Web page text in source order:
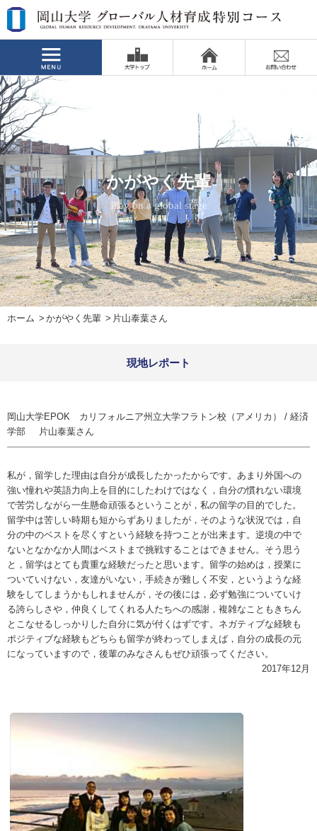
かがやく先輩
Play on a global stage
かがやく先輩
Play on a global stage
かがやく先輩
Play on a global stage
かがやく先輩
Play on a global stage
かがやく先輩
Play on a global stage
かがやく先輩
Play on a global stage
ホーム かがやく先輩 片山泰葉さん
現地レポート
岡山大学EPOK カリフォルニア州立大学フラトン校（アメリカ） / 経済
学部
片山泰葉さん
私が，留学した理由は自分が成長したかったからです。あまり外国への
強い憧れや英語力向上を目的にしたわけではなく，自分の慣れない環境
で苦労しながら一生懸命頑張るということが，私の留学の目的でした。
留学中は苦しい時期も短からずありましたが，そのような状況では，自
分の中のベストを尽くすという経験を持つことが出来ます。逆境の中で
ないとなかなか人間はベストまで挑戦することはできません。そう思う
と，留学はとても貴重な経験だったと思います。留学の始めは，授業に
ついていけない，友達がいない，手続きが難しく不安，というような経
験をしてしまうかもしれませんが，その後には，必ず勉強についていけ
る誇らしさや，仲良くしてくれる人たちへの感謝，複雑なこともきちん
とこなせるしっかりした自分に気が付くはずです。ネガティブな経験も
ポジティブな経験もどちらも留学が終わってしまえば，自分の成長の元
になっていますので，後輩のみなさんもぜひ頑張ってください。
2017年12月